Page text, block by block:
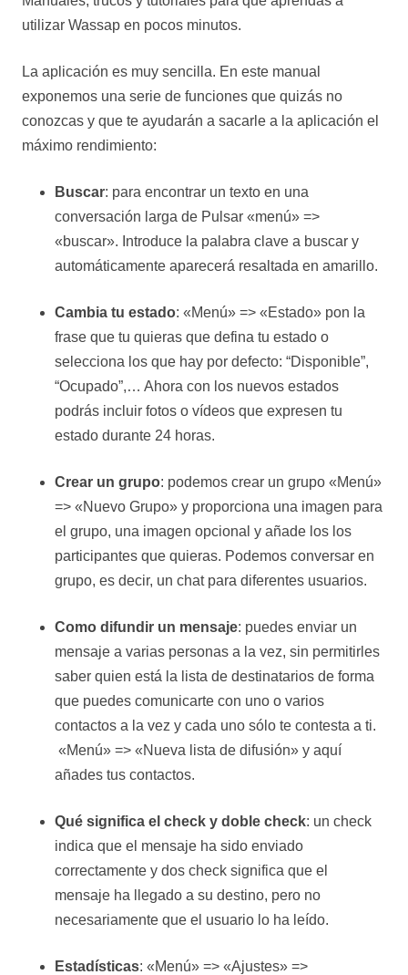
utilizar Wassap en pocos minutos.
La aplicación es muy sencilla. En este manual
exponemos una serie de funciones que quizás no
conozcas y que te ayudarán a sacarle a la aplicación el
máximo rendimiento:
Buscar: para encontrar un texto en una
conversación larga de Pulsar «menú» =>
«buscar». Introduce la palabra clave a buscar y
automáticamente aparecerá resaltada en amarillo.
Cambia tu estado: «Menú» => «Estado» pon la
frase que tu quieras que defina tu estado o
selecciona los que hay por defecto: “Disponible”,
“Ocupado”,… Ahora con los nuevos estados
podrás incluir fotos o vídeos que expresen tu
estado durante 24 horas.
Crear un grupo: podemos crear un grupo «Menú»
=> «Nuevo Grupo» y proporciona una imagen para
el grupo, una imagen opcional y añade los los
participantes que quieras. Podemos conversar en
grupo, es decir, un chat para diferentes usuarios.
Como difundir un mensaje: puedes enviar un
mensaje a varias personas a la vez, sin permitirles
saber quien está la lista de destinatarios de forma
que puedes comunicarte con uno o varios
contactos a la vez y cada uno sólo te contesta a ti.
«Menú» => «Nueva lista de difusión» y aquí
añades tus contactos.
Qué significa el check y doble check: un check
indica que el mensaje ha sido enviado
correctamente y dos check significa que el
mensaje ha llegado a su destino, pero no
necesariamente que el usuario lo ha leído.
Estadísticas: «Menú» => «Ajustes» =>